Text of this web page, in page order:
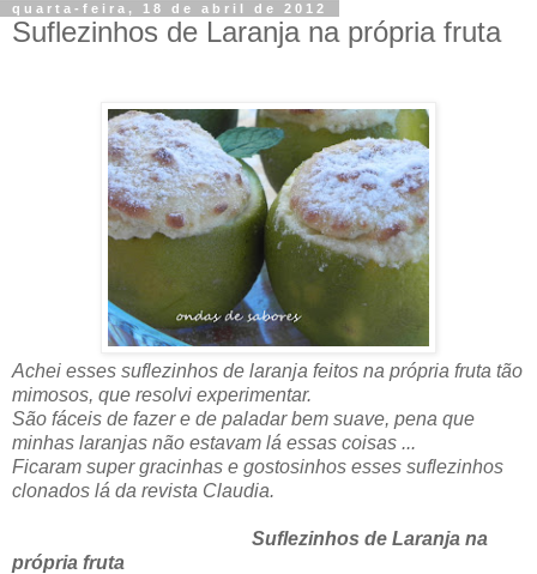
quarta-feira, 18 de abril de 2012
Suflezinhos de Laranja na própria fruta
Achei esses suflezinhos de laranja feitos na própria fruta tão
mimosos, que resolvi experimentar.
São fáceis de fazer e de paladar bem suave, pena que
minhas laranjas não estavam lá essas coisas ...
Ficaram super gracinhas e gostosinhos esses suflezinhos
clonados lá da revista Claudia.
Suflezinhos de Laranja na
própria fruta